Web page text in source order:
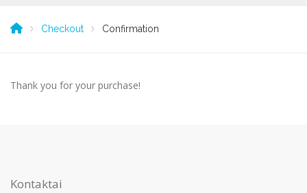
Checkout Confirmation
Thank you for your purchase!
Kontaktai